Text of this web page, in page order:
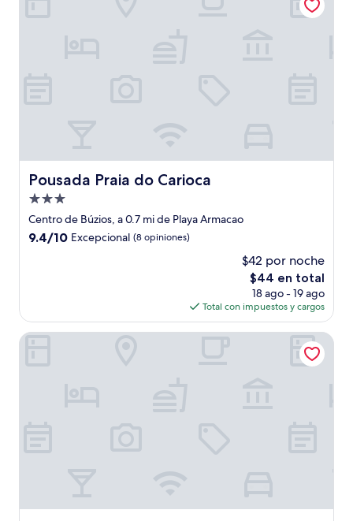
Pousada Praia do Carioca
Pousada Praia do Carioca
Propiedad
de
3.0
Centro de Búzios, a 0.7 mi de Playa Armacao
9.4
9.4/10 Excepcional (8 opiniones)
$42 por noche
El
precio
actual
es
de
$44 en total
18 ago - 19 ago
Total con impuestos y cargos
Casa la Bardot Boutique